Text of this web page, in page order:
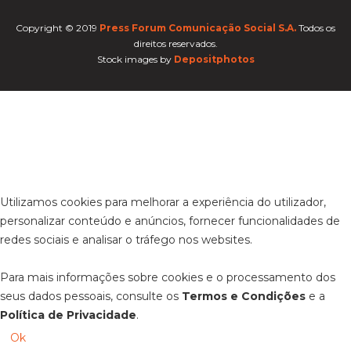
Copyright © 2019 Press Forum Comunicação Social S.A. Todos os
direitos reservados.
Stock images by Depositphotos
Utilizamos cookies para melhorar a experiência do utilizador,
personalizar conteúdo e anúncios, fornecer funcionalidades de
redes sociais e analisar o tráfego nos websites.
Para mais informações sobre cookies e o processamento dos
seus dados pessoais, consulte os Termos e Condições e a
Política de Privacidade.
Ok